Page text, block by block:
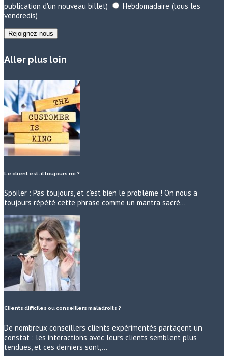
publication d'un nouveau billet)
Hebdomadaire (tous les
vendredis)
Aller plus loin
Le client est-il toujours roi ?
Spoiler : Pas toujours, et c’est bien le problème ! On nous a
toujours répété cette phrase comme un mantra sacré…
Clients difficiles ou conseillers maladroits ?
De nombreux conseillers clients expérimentés partagent un
constat : les interactions avec leurs clients semblent plus
tendues, et ces derniers sont,…